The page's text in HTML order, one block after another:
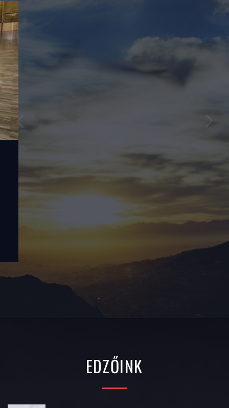
Sanda
A Sanda pusztakezes küzdelmet jelent,
melyben rúgások és dobások is vannak.
EDZŐINK